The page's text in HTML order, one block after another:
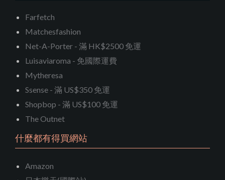
Farfetch
Matchesfashion
Net-A-Porter - 滿 HK$2500 免運
Luisaviaroma - 免國際運費
Mytheresa
Ssense - 滿 US$350 免運
Shopbop - 滿 US$100 免運
The Outnet
什麼都有得買網站
Amazon